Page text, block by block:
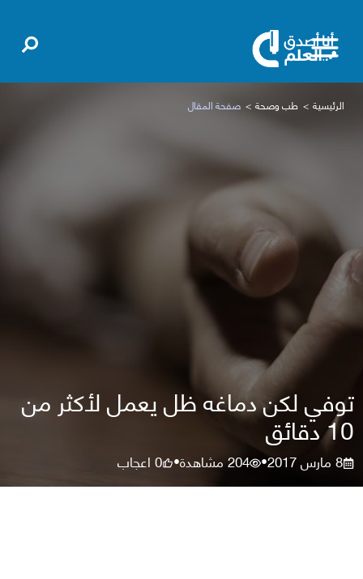
الرئيسية طب وصحة صفحة المقال
توفي لكن دماغه ظل يعمل لأكثر من
10 دقائق
8 مارس 2017 •
204مشاهدة•
0اعجاب